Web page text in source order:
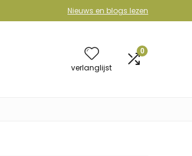
Nieuws en blogs lezen
verlanglijst
0